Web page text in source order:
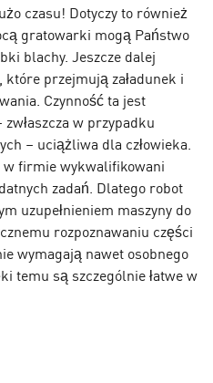
czasu! Dotyczy to również
gratowarki mogą Państwo
blachy. Jeszcze dalej
przejmują załadunek i
Czynność ta jest
w przypadku
– uciążliwa dla człowieka.
w firmie wykwalifikowani
zadań. Dlatego robot
uzupełnieniem maszyny do
rozpoznawaniu części
wymagają nawet osobnego
temu są szczególnie łatwe w